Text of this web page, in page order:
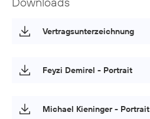
Vertragsunterzeichnung
Feyzi Demirel - Portrait
Michael Kieninger - Portrait